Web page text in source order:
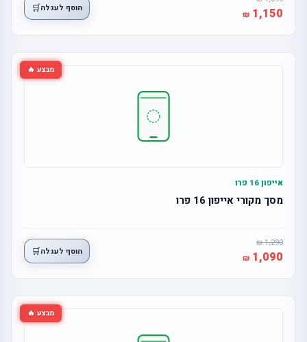
1,150 הוסף לעגלה🛒
מבצע 🔥
אייפון 16 פרו
מסך מקורי אייפון 16 פרו
1,290
1,090 הוסף לעגלה🛒
מבצע 🔥